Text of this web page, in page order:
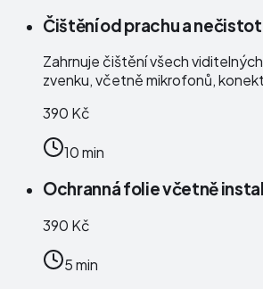
Čištění od prachu a nečistot
Zahrnuje čištění všech
zvenku, včetně mikrofonů,
390 Kč
10 min
Ochranná folie včetně
390 Kč
5 min